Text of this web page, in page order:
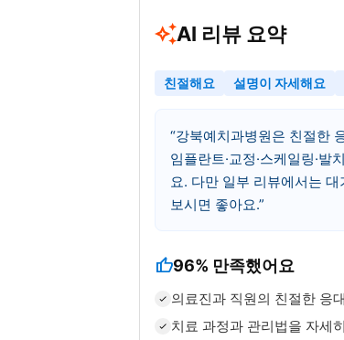
AI 리뷰 요약
친절해요 설명이 자세해요
강북예치과병원은 친절한
임플란트·교정·스케일링·
요. 다만 일부 리뷰에서는
보시면 좋아요.
thumb_up96% 만족했어요
의료진과 직원의 친절한 응
치료 과정과 관리법을 자세